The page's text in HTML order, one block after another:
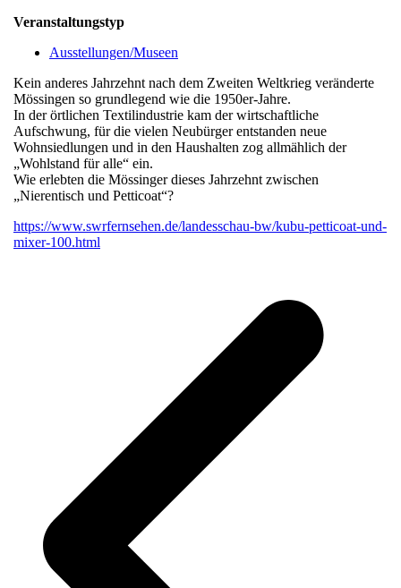
Veranstaltungstyp
Ausstellungen/Museen
Kein anderes Jahrzehnt nach dem Zweiten Weltkrieg veränderte
Mössingen so grundlegend wie die 1950er-Jahre.
In der örtlichen Textilindustrie kam der wirtschaftliche
Aufschwung, für die vielen Neubürger entstanden neue
Wohnsiedlungen und in den Haushalten zog allmählich der
„Wohlstand für alle“ ein.
Wie erlebten die Mössinger dieses Jahrzehnt zwischen
„Nierentisch und Petticoat“?
https://www.swrfernsehen.de/landesschau-bw/kubu-petticoat-und-
mixer-100.html